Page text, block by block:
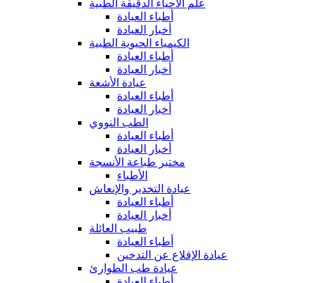
علم الأحياء الدقيقة الطبية
أطباء العيادة
أخبار العيادة
الكيمياء الحيوية الطبية
أطباء العيادة
أخبار العيادة
عيادة الأشعة
أطباء العيادة
أخبار العيادة
الطب النووي
أطباء العيادة
أخبار العيادة
مختبر طباعة الأنسجة
الأطباء
عيادة التخدير والإنعاش
أطباء العيادة
أخبار العيادة
طبيب العائلة
أطباء العيادة
عيادة الإقلاع عن التدخين
عيادة طب الطوارئ